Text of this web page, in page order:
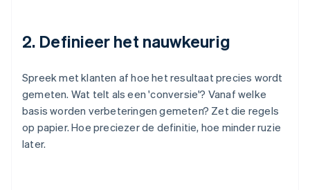
2. Definieer het nauwkeurig
Spreek met klanten af hoe het resultaat precies wordt
gemeten. Wat telt als een 'conversie'? Vanaf welke
basis worden verbeteringen gemeten? Zet die regels
op papier. Hoe preciezer de definitie, hoe minder ruzie
later.